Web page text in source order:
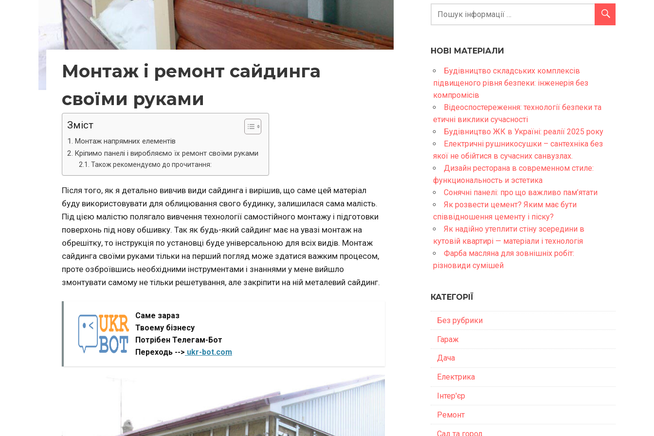
Монтаж і ремонт сайдинга
своїми руками
Зміст
Монтаж напрямних елементів
Кріпимо панелі і виробляємо їх ремонт своїми руками
Також рекомендуємо до прочитання:
Після того, як я детально вивчив види сайдинга і вирішив, що саме цей матеріал
буду використовувати для облицювання свого будинку, залишилася сама малість.
Під цією малістю полягало вивчення технології самостійного монтажу і підготовки
поверхонь під нову обшивку. Так як будь-який сайдинг має на увазі монтаж на
обрешітку, то інструкція по установці буде універсальною для всіх видів. Монтаж
сайдинга своїми руками тільки на перший погляд може здатися важким процесом,
проте озброївшись необхідними інструментами і знаннями у мене вийшло
змонтувати самому не тільки решетування, але закріпити на ній металевий сайдинг.
Саме зараз
Твоему бізнесу
Потрібен Телегам-Бот
Переходь --> ukr-bot.com
НОВІ МАТЕРІАЛИ
Будівництво складських комплексів
підвищеного рівня безпеки: інженерія без
компромісів
Відеоспостереження: технології безпеки та
етичні виклики сучасності
Будівництво ЖК в Україні: реалії 2025 року
Електричні рушникосушки – сантехніка без
якої не обійтися в сучасних санвузлах.
Дизайн ресторана в современном стиле:
функциональность и эстетика
Сонячні панелі: про що важливо пам’ятати
Як розвести цемент? Яким має бути
співвідношення цементу і піску?
Як надійно утеплити стіну зсередини в
кутовій квартирі — матеріали і технологія
Фарба масляна для зовнішніх робіт:
різновиди сумішей
КАТЕГОРІЇ
Без рубрики
Гараж
Дача
Електрика
Інтер'єр
Ремонт
Сад та город